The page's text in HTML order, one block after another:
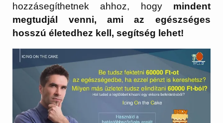
hozzásegíthetnek ahhoz, hogy mindent
megtudjál venni, ami az egészséges
hosszú életedhez kell, segítség lehet!